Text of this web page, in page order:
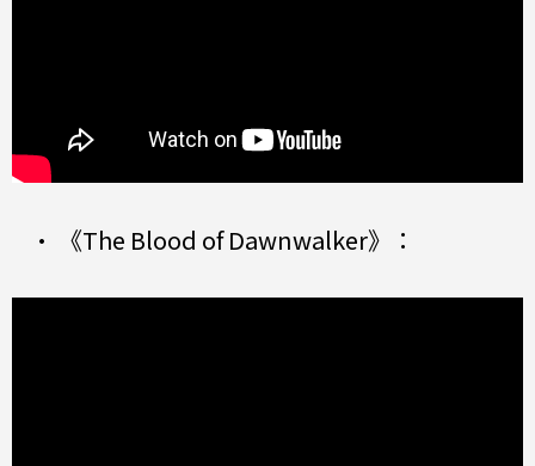
• 《The Blood of Dawnwalker》：